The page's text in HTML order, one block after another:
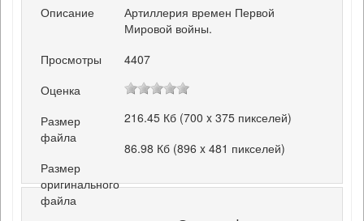
Описание
Артиллерия времен Первой
Мировой войны.
Просмотры
4407
Оценка
Размер
файла
216.45 Кб (700 x 375 пикселей)
Размер
оригинального
файла
86.98 Кб (896 x 481 пикселей)